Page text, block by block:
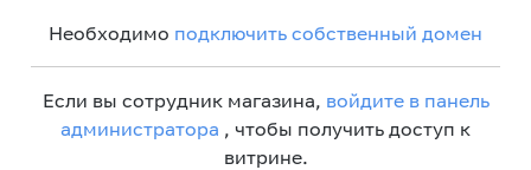
Необходимо подключить собственный домен
Если вы сотрудник магазина, войдите в панель
администратора , чтобы получить доступ к
витрине.